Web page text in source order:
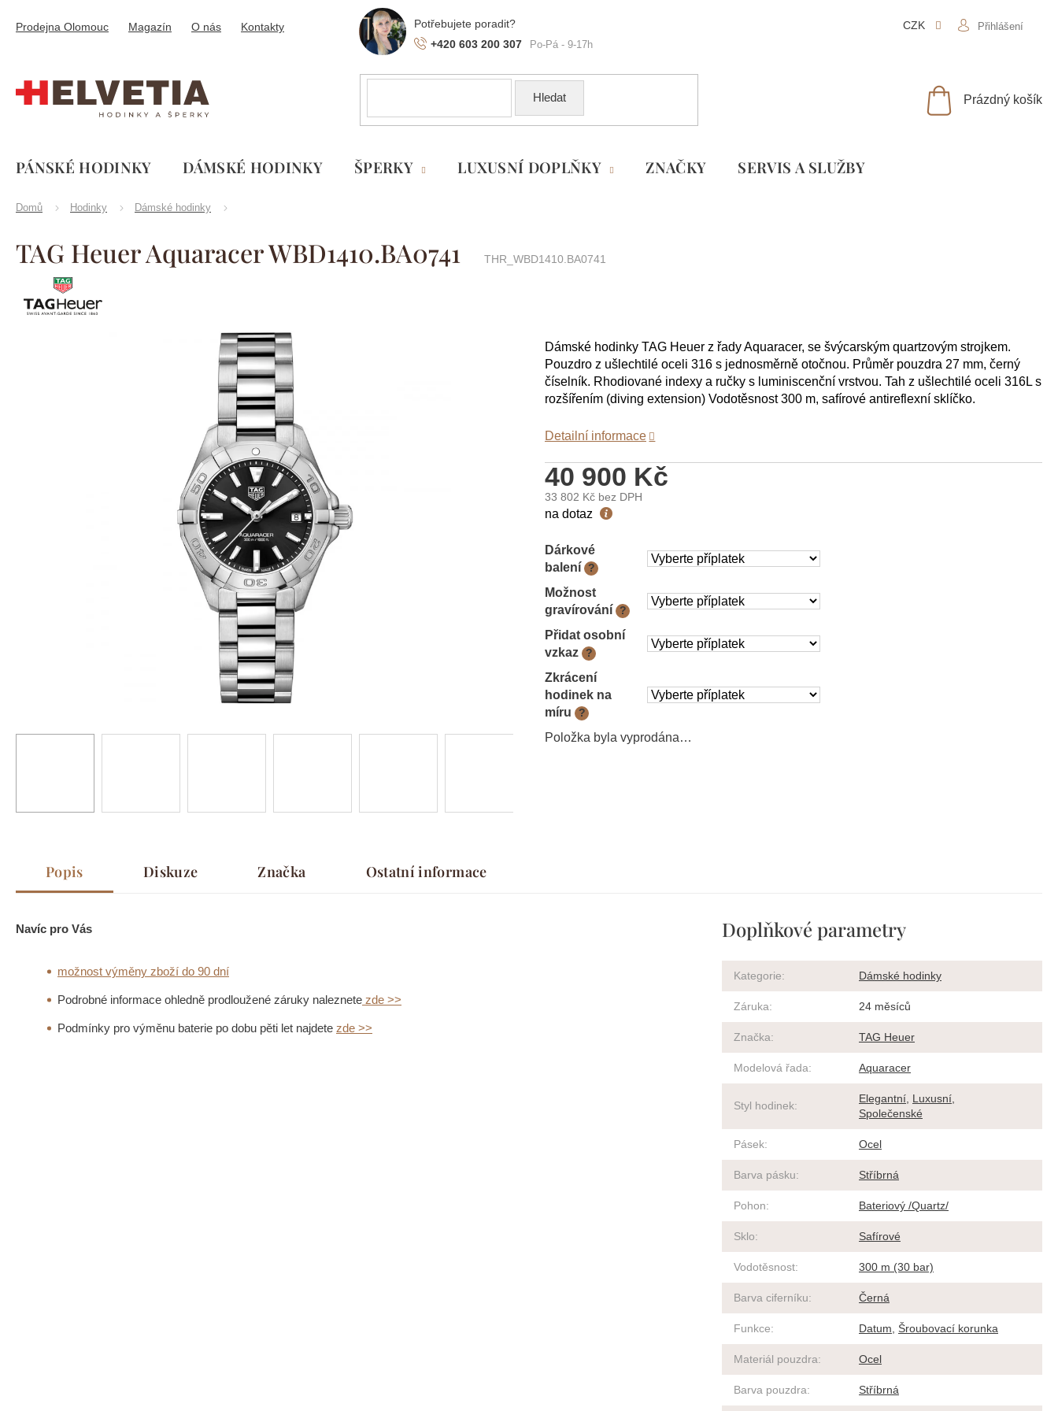
obsah
+420 603 200 307
Prodejna Olomouc Magazín O nás Kontakty CZK Přihlášení
Hledat
NÁKUPNÍ
Prázdný košík
PÁNSKÉ HODINKY DÁMSKÉ HODINKY ŠPERKY LUXUSNÍ DOPLŇKY ZNAČKY SLUŽBY
Domů Hodinky Dámské hodinky
TAG Heuer Aquaracer WBD1410.BA0741 THR_WBD1410.BA0741
Značka:
TAG
Heuer
40 900 Kč
33 802 Kč bez DPH
Měrná
na dotaz
Dárkové
balení
?
Možnost
gravírování
?
Přidat osobní
vzkaz
?
Zkrácení
hodinek na
míru
?
Položka byla vyprodána…
Dámské hodinky TAG Heuer z řady Aquaracer, se švýcarským quartzovým strojkem.
Pouzdro z ušlechtilé oceli 316 s jednosměrně otočnou. Průměr pouzdra 27 mm, černý
číselník. Rhodiované indexy a ručky s luminiscenční vrstvou. Tah z ušlechtilé oceli 316L s
rozšířením (diving extension) Vodotěsnost 300 m, safírové antireflexní sklíčko.
Detailní informace
Popis Diskuze Značka Ostatní informace
Navíc pro Vás
možnost výměny zboží do 90 dní
Podrobné informace ohledně prodloužené záruky naleznete zde >>
Podmínky pro výměnu baterie po dobu pěti let najdete zde >>
Doplňkové parametry
Kategorie: Dámské hodinky
Záruka: 24 měsíců
Značka: TAG Heuer
Modelová řada: Aquaracer
Styl hodinek:
Elegantní, Luxusní,
Společenské
Pásek: Ocel
Barva pásku: Stříbrná
Pohon: Bateriový /Quartz/
Sklo: Safírové
Vodotěsnost: 300 m (30 bar)
Barva ciferníku: Černá
Funkce: Datum, Šroubovací korunka
Materiál pouzdra: Ocel
Barva pouzdra: Stříbrná